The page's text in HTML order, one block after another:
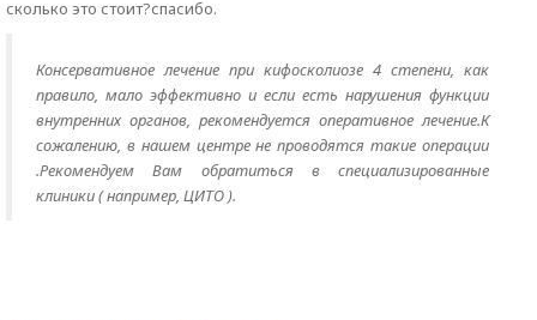
сколько это стоит?спасибо.
Консервативное лечение при кифосколиозе 4 степени, как
правило, мало эффективно и если есть нарушения функции
внутренних органов, рекомендуется оперативное лечение.К
сожалению, в нашем центре не проводятся такие операции
.Рекомендуем Вам обратиться в специализированные
клиники ( например, ЦИТО ).